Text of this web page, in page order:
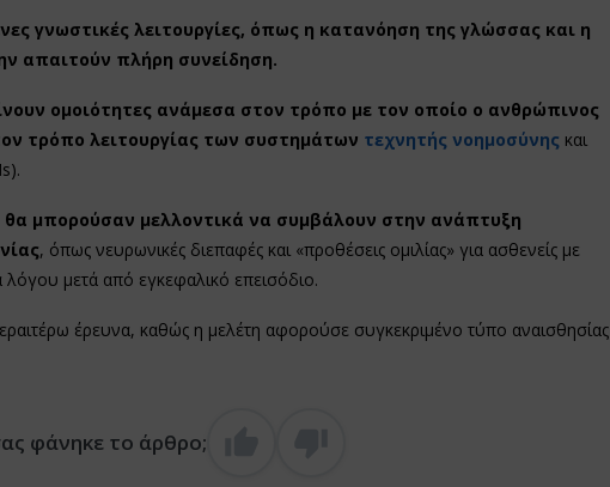
γνωστικές λειτουργίες, όπως η κατανόηση της γλώσσας και η
απαιτούν πλήρη συνείδηση.
ομοιότητες ανάμεσα στον τρόπο με τον οποίο ο ανθρώπινος
τρόπο λειτουργίας των συστημάτων τεχνητής νοημοσύνης και
θα μπορούσαν μελλοντικά να συμβάλουν στην ανάπτυξη
, όπως νευρωνικές διεπαφές και «προθέσεις ομιλίας» για ασθενείς με
μετά από εγκεφαλικό επεισόδιο.
έρευνα, καθώς η μελέτη αφορούσε συγκεκριμένο τύπο αναισθησίας
φάνηκε το άρθρο;